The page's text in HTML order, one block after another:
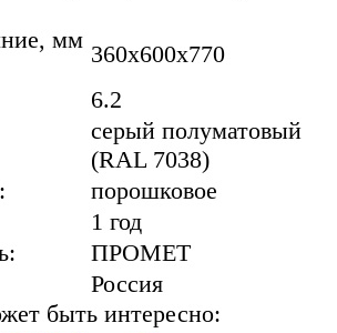
мм
360x600x770
6.2
серый полуматовый
(RAL 7038)
порошковое
1 год
ПРОМЕТ
Россия
быть интересно: